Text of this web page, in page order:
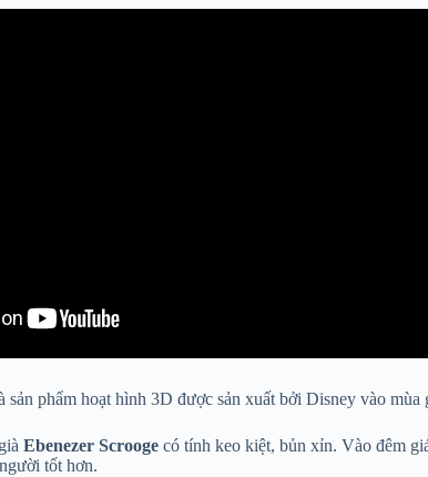
sản phẩm hoạt hình 3D được sản xuất bởi Disney vào
Ebenezer Scrooge có tính keo kiệt, bủn xỉn. Vào đêm
tốt hơn.